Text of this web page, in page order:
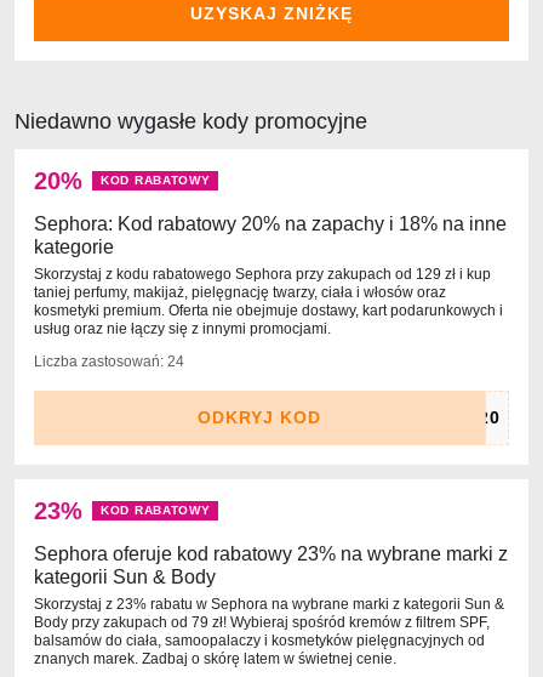
UZYSKAJ ZNIŻKĘ
Niedawno wygasłe kody promocyjne
20% KOD RABATOWY
Sephora: Kod rabatowy 20% na zapachy i 18% na inne
kategorie
Skorzystaj z kodu rabatowego Sephora przy zakupach od 129 zł i kup
taniej perfumy, makijaż, pielęgnację twarzy, ciała i włosów oraz
kosmetyki premium. Oferta nie obejmuje dostawy, kart podarunkowych i
usług oraz nie łączy się z innymi promocjami.
Liczba zastosowań: 24
ODKRYJ KOD
23% KOD RABATOWY
Sephora oferuje kod rabatowy 23% na wybrane marki z
kategorii Sun & Body
Skorzystaj z 23% rabatu w Sephora na wybrane marki z kategorii Sun &
Body przy zakupach od 79 zł! Wybieraj spośród kremów z filtrem SPF,
balsamów do ciała, samoopalaczy i kosmetyków pielęgnacyjnych od
znanych marek. Zadbaj o skórę latem w świetnej cenie.